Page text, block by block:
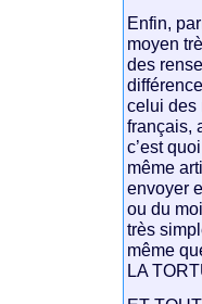
Enfin,
moyen
des
celui des
français,
c’est
même
envoyer
ou du
très
même
LA